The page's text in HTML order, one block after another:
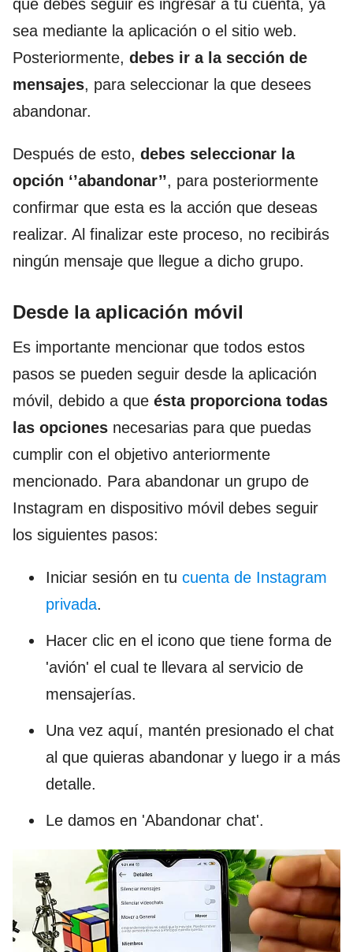
que debes seguir es ingresar a tu cuenta, ya
sea mediante la aplicación o el sitio web.
Posteriormente, debes ir a la sección de
mensajes, para seleccionar la que desees
abandonar.
Después de esto, debes seleccionar la
opción ‘’abandonar’’, para posteriormente
confirmar que esta es la acción que deseas
realizar. Al finalizar este proceso, no recibirás
ningún mensaje que llegue a dicho grupo.
Desde la aplicación móvil
Es importante mencionar que todos estos
pasos se pueden seguir desde la aplicación
móvil, debido a que ésta proporciona todas
las opciones necesarias para que puedas
cumplir con el objetivo anteriormente
mencionado. Para abandonar un grupo de
Instagram en dispositivo móvil debes seguir
los siguientes pasos:
Iniciar sesión en tu cuenta de Instagram
privada.
Hacer clic en el icono que tiene forma de
'avión' el cual te llevara al servicio de
mensajerías.
Una vez aquí, mantén presionado el chat
al que quieras abandonar y luego ir a más
detalle.
Le damos en 'Abandonar chat'.